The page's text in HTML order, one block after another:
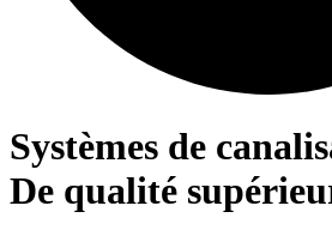
Systèmes de
De qualité